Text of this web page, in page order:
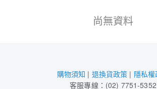
尚無資料
購物須知 | 退換貨政策 | 隱私
客服專線：(02) 7751-5352